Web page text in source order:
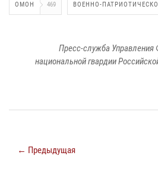
ОМОН 469 ВОЕННО-
Пресс-служба
национальной гвардии
← Предыдущая